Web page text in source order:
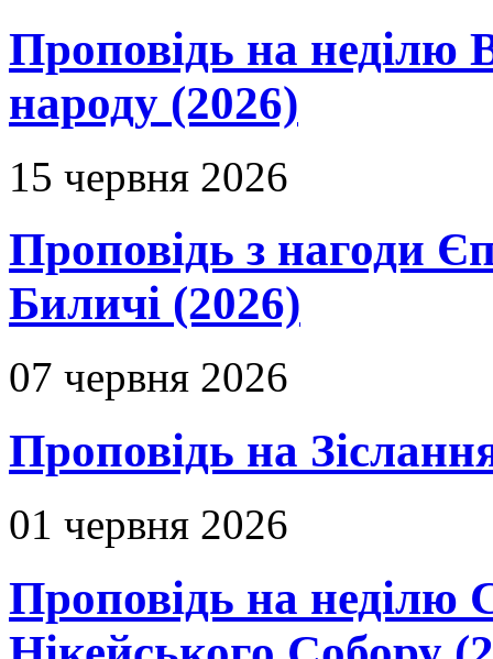
Проповідь на неділю
народу (2026)
15 червня 2026
Проповідь з нагоди
Биличі (2026)
07 червня 2026
Проповідь на
01 червня 2026
Проповідь на неділю